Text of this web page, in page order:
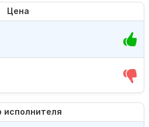
Цена
исполнителя